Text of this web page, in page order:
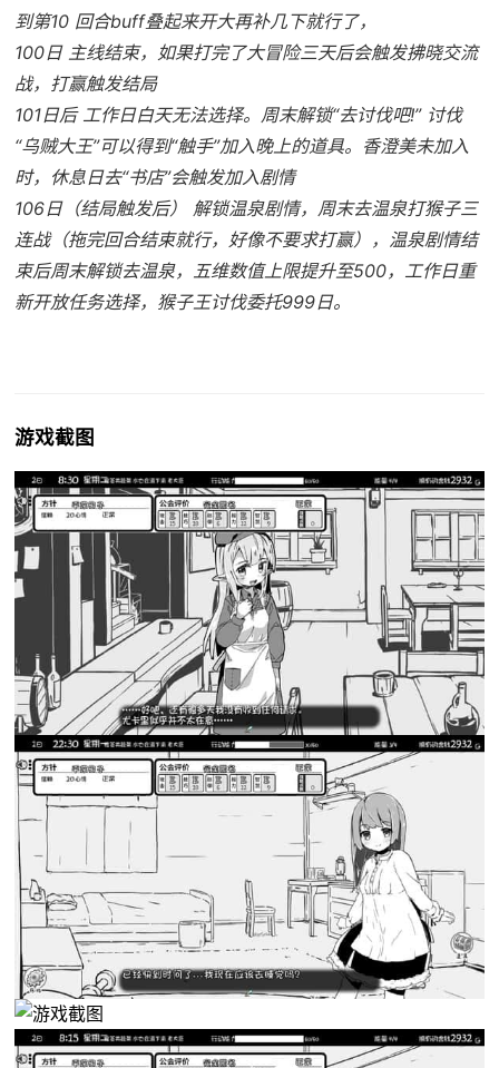
到第10 回合buff叠起来开大再补几下就行了，
100日 主线结束，如果打完了大冒险三天后会触发拂晓交流
战，打赢触发结局
101日后 工作日白天无法选择。周末解锁“去讨伐吧!” 讨伐
“乌贼大王”可以得到“触手”加入晚上的道具。香澄美未加入
时，休息日去“书店”会触发加入剧情
106日（结局触发后） 解锁温泉剧情，周末去温泉打猴子三
连战（拖完回合结束就行，好像不要求打赢），温泉剧情结
束后周末解锁去温泉，五维数值上限提升至500，工作日重
新开放任务选择，猴子王讨伐委托999日。
游戏截图